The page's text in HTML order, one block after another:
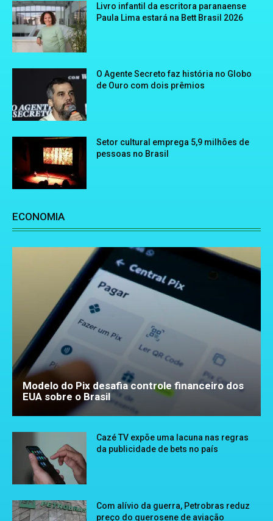
Livro infantil da escritora paranaense
Paula Lima estará na Bett Brasil 2026
O Agente Secreto faz história no Globo
de Ouro com dois prêmios
Setor cultural emprega 5,9 milhões de
pessoas no Brasil
ECONOMIA
Modelo do Pix desafia controle financeiro dos
EUA sobre o Brasil
Cazé TV expõe uma lacuna nas regras
da publicidade de bets no país
Com alívio da guerra, Petrobras reduz
preço do querosene de aviação